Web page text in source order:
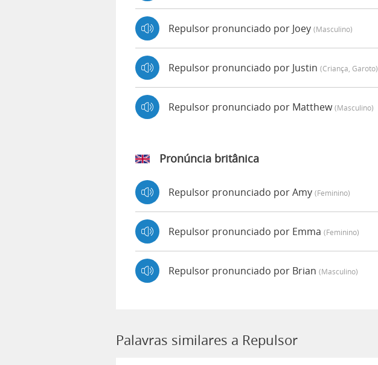
Repulsor pronunciado por Joey (masculino)
Repulsor pronunciado por Justin (criança, Garoto)
Repulsor pronunciado por Matthew(masculino)
Pronúncia britânica
Repulsor pronunciado por Amy (feminino)
Repulsor pronunciado por Emma (feminino)
Repulsor pronunciado por Brian (masculino)
Palavras similares a Repulsor